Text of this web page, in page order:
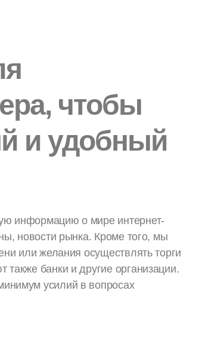
чтобы
и удобный
информацию о мире интернет-
новости рынка. Кроме того, мы
или желания осуществлять торги
банки и другие организации.
усилий в вопросах